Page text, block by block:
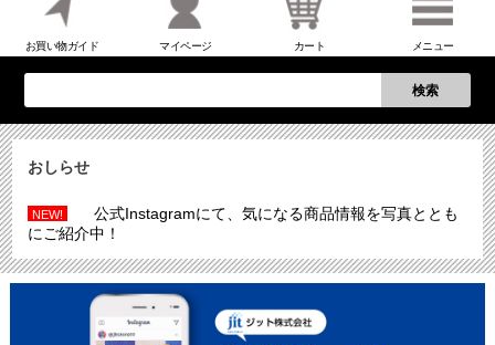
お買い物ガイド マイページ カート メニュー
検索
おしらせ
NEW!
公式Instagramにて、気になる商品情報を写真ととも
にご紹介中！